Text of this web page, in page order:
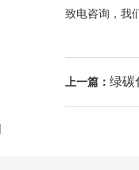
致电咨询，我
上一篇： 绿碳